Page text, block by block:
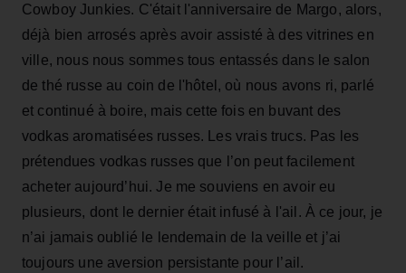
Cowboy Junkies. C'était l'anniversaire de Margo, alors,
déjà bien arrosés après avoir assisté à des vitrines en
ville, nous nous sommes tous entassés dans le salon
de thé russe au coin de l'hôtel, où nous avons ri, parlé
et continué à boire, mais cette fois en buvant des
vodkas aromatisées russes. Les vrais trucs. Pas les
prétendues vodkas russes que l’on peut facilement
acheter aujourd’hui. Je me souviens en avoir eu
plusieurs, dont le dernier était infusé à l'ail. À ce jour, je
n’ai jamais oublié le lendemain de la veille et j’ai
toujours une aversion persistante pour l’ail.